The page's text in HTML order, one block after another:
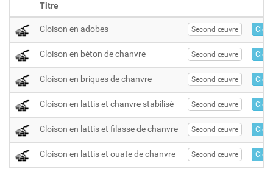
Titre
Cloison en adobes Second œuvre
Cloison en béton de chanvre Second œuvre
Cloison en briques de chanvre Second œuvre
Cloison en lattis et chanvre stabilisé Second œuvre
Cloison en lattis et filasse de chanvre Second œuvre
Cloison en lattis et ouate de chanvre Second œuvre